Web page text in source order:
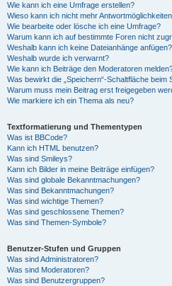
Wie kann ich eine Umfrage erstellen?
Wieso kann ich nicht mehr
Wie bearbeite oder lösche ich eine Umfrage?
Warum kann ich auf bestimmte Foren nicht
Weshalb kann ich keine Dateianhänge anfügen?
Weshalb wurde ich verwarnt?
Wie kann ich Beiträge den Moderatoren
Was bewirkt die „Speichern“-Schaltfläche beim
Warum muss mein Beitrag erst freigegeben
Wie markiere ich ein Thema als neu?
Textformatierung und Thementypen
Was ist BBCode?
Kann ich HTML benutzen?
Was sind Smileys?
Kann ich Bilder in meine Beiträge einfügen?
Was sind globale Bekanntmachungen?
Was sind Bekanntmachungen?
Was sind wichtige Themen?
Was sind geschlossene Themen?
Was sind Themen-Symbole?
Benutzer-Stufen und Gruppen
Was sind Administratoren?
Was sind Moderatoren?
Was sind Benutzergruppen?